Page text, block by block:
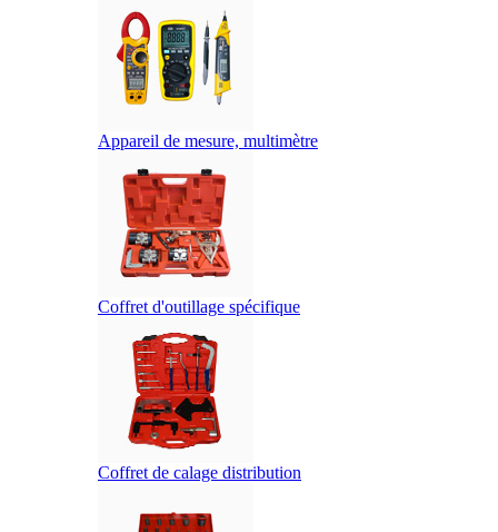
Appareil de mesure, multimètre
Coffret d'outillage spécifique
Coffret de calage distribution